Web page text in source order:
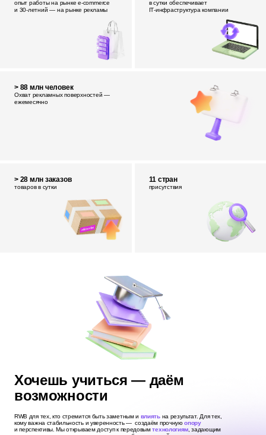
опыт работы на рынке e‑commerce
и 30‑летний — на рынке рекламы
в сутки обеспечивает
IT‑инфраструктура компании
> 88 млн человек
Охват рекламных поверхностей —
ежемесячно
> 28 млн заказов
товаров в сутки
11 стран
присутствия
Хочешь учиться — даём
возможности
RWB для тех, кто стремится быть заметным и влиятьна результат. Для тех,
кому важна стабильность и уверенность — создаём прочнуюопору
и перспективы. Мы открываем доступ к передовымтехнологиям , задающим